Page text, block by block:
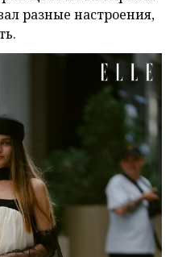
разные настроения,